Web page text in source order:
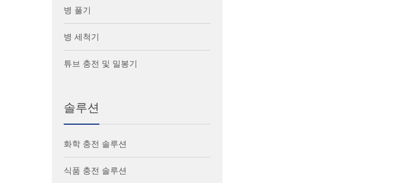
병 풀기
병 세척기
튜브 충전 및 밀봉기
솔루션
화학 충전 솔루션
식품 충전 솔루션